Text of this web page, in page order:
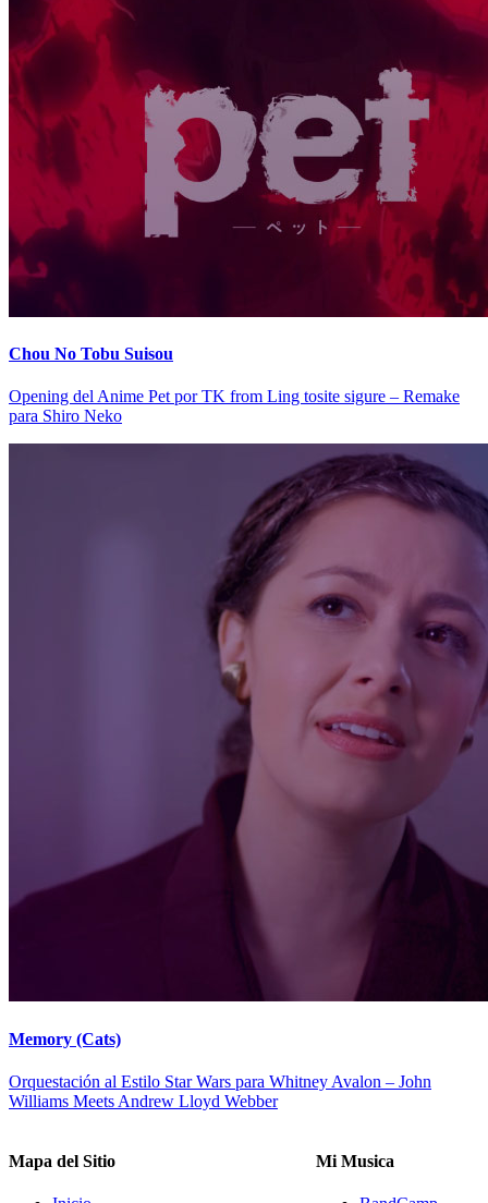
Chou No Tobu Suisou
Opening del Anime Pet por TK from Ling tosite sigure – Remake
para Shiro Neko
Memory (Cats)
Orquestación al Estilo Star Wars para Whitney Avalon – John
Williams Meets Andrew Lloyd Webber
Mapa del Sitio Mi Musica